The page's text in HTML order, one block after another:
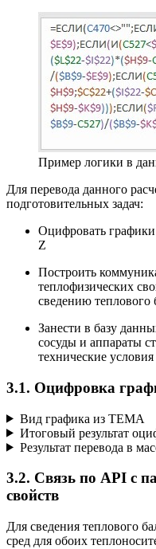
Пример логики в
Для перевода данного
подготовительных задач:
Оцифровать
Z
Построить
теплофизических
сведению теплового
Занести в базу
сосуды и аппараты
технические
3.1. Оцифровка
Вид графика из TEMA
Итоговый результат
Результат перевода в
3.2. Связь по API с
свойств
Для сведения теплового
сред для обоих